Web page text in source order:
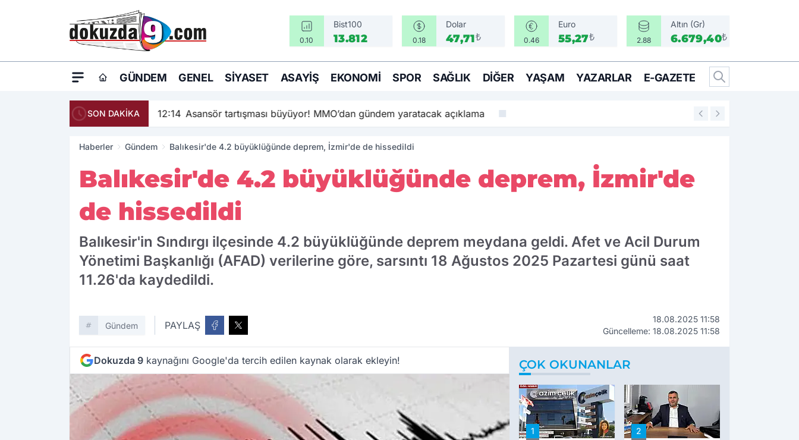
0.10
Bist100
13.812 0.18
Dolar
47,71₺ 0.46
Euro
55,27₺ 2.88
Altın (Gr)
6.679,40₺
GÜNDEM GENEL SIYASET ASAYIŞ EKONOMI SPOR SAĞLIK DIĞER YAŞAM YAZARLAR E-GAZETE
SON DAKİKA 12:14 Asansör tartışması büyüyor! MMO’dan gündem yaratacak açıklama 11:36
Haberler Gündem Balıkesir'de 4.2 büyüklüğünde deprem, İzmir'de de hissedildi
Balıkesir'de 4.2 büyüklüğünde deprem, İzmir'de
de hissedildi
Balıkesir'in Sındırgı ilçesinde 4.2 büyüklüğünde deprem meydana geldi. Afet ve Acil Durum
Yönetimi Başkanlığı (AFAD) verilerine göre, sarsıntı 18 Ağustos 2025 Pazartesi günü saat
11.26'da kaydedildi.
Gündem PAYLAŞ
18.08.2025 11:58
Güncelleme: 18.08.2025 11:58
Dokuzda 9 kaynağını Google'da tercih edilen kaynak olarak ekleyin! ÇOK OKUNANLAR
1 2